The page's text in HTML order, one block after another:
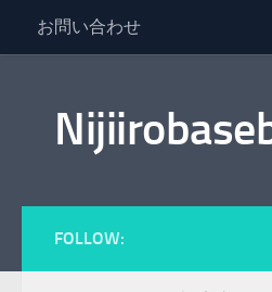
コンテンツへスキップ
お問い合わせ
FOLLOW: